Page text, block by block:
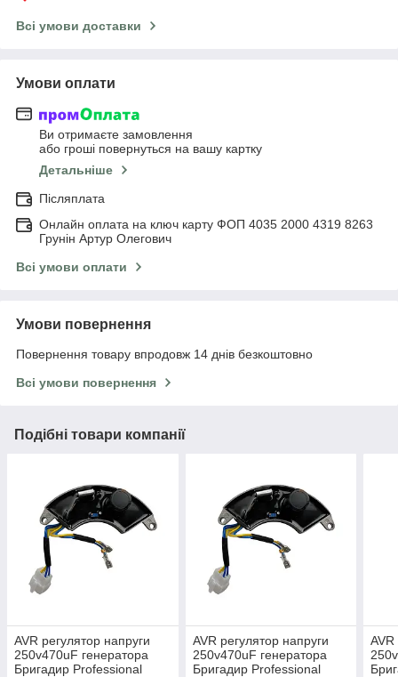
Всі умови доставки
Умови оплати
Ви отримаєте замовлення
або гроші повернуться на вашу картку
Детальніше
Післяплата
Онлайн оплата на ключ карту ФОП 4035 2000 4319 8263
Грунін Артур Олегович
Всі умови оплати
Умови повернення
Повернення товару впродовж 14 днів безкоштовно
Всі умови повернення
Подібні товари компанії
AVR регулятор напруги
250v470uF генератора
Бригадир Professional
AVR регулятор напруги
250v470uF генератора
Бригадир Professional
AVR